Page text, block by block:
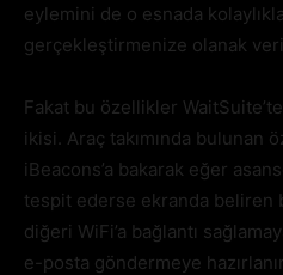
eylemini de o esnada kolaylıkla
gerçekleştirmenize olanak
Fakat bu özellikler
ikisi. Araç takımında bulunan
iBeacons’a bakarak eğer
tespit ederse ekranda beliren
diğeri WiFi’a bağlantı
e-posta göndermeye